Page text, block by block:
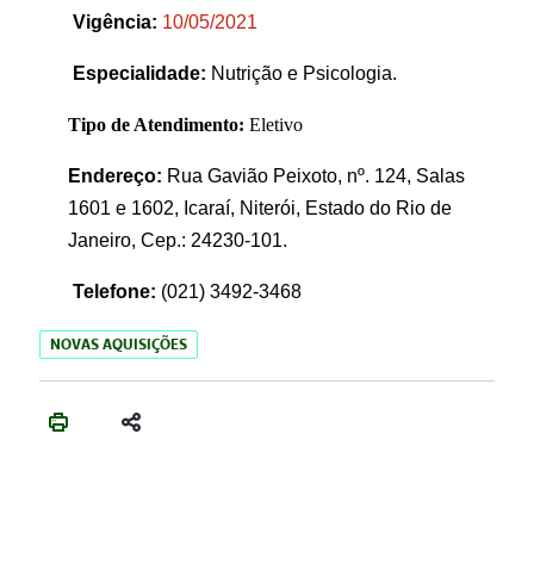
Vigência: 10/05/2021
Especialidade: Nutrição e Psicologia.
Tipo de Atendimento: Eletivo
Endereço: Rua Gavião Peixoto, nº. 124, Salas
1601 e 1602, Icaraí, Niterói, Estado do Rio de
Janeiro, Cep.: 24230-101.
Telefone: (021) 3492-3468
NOVAS AQUISIÇÕES